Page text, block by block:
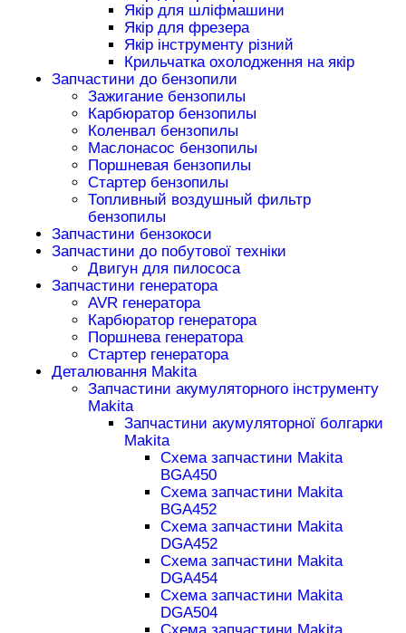
Якір для шліфмашини
Якір для фрезера
Якір інструменту різний
Крильчатка охолодження на якір
Запчастини до бензопили
Зажигание бензопилы
Карбюратор бензопилы
Коленвал бензопилы
Маслонасос бензопилы
Поршневая бензопилы
Стартер бензопилы
Топливный воздушный фильтр
бензопилы
Запчастини бензокоси
Запчастини до побутової техніки
Двигун для пилососа
Запчастини генератора
AVR генератора
Карбюратор генератора
Поршнева генератора
Стартер генератора
Деталювання Makita
Запчастини акумуляторного інструменту
Makita
Запчастини акумуляторної болгарки
Makita
Схема запчастини Makita
BGA450
Схема запчастини Makita
BGA452
Схема запчастини Makita
DGA452
Схема запчастини Makita
DGA454
Схема запчастини Makita
DGA504